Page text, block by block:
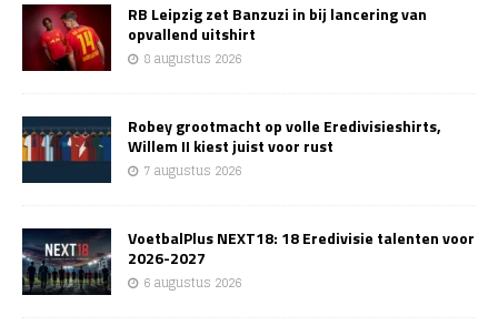
RB Leipzig zet Banzuzi in bij lancering van
opvallend uitshirt
8 augustus 2026
Robey grootmacht op volle Eredivisieshirts,
Willem II kiest juist voor rust
7 augustus 2026
VoetbalPlus NEXT18: 18 Eredivisie talenten voor
2026-2027
6 augustus 2026